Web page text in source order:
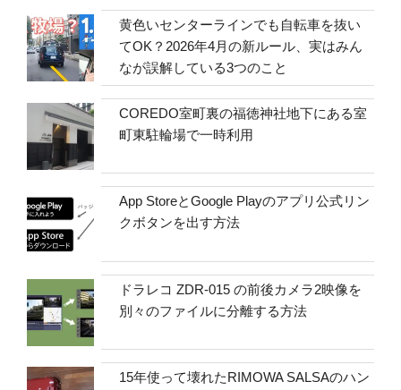
黄色いセンターラインでも自転車を抜い
てOK？2026年4月の新ルール、実はみん
なが誤解している3つのこと
COREDO室町裏の福徳神社地下にある室
町東駐輪場で一時利用
App StoreとGoogle Playのアプリ公式リン
クボタンを出す方法
ドラレコ ZDR-015 の前後カメラ2映像を
別々のファイルに分離する方法
15年使って壊れたRIMOWA SALSAのハン